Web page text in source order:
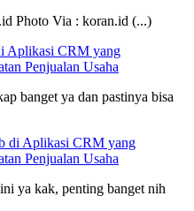
Photo Via : koran.id (...)
Aplikasi CRM yang
Penjualan Usaha
banget ya dan pastinya bisa
di Aplikasi CRM yang
Penjualan Usaha
ya kak, penting banget nih